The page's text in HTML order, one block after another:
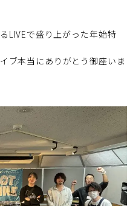
LIVEで盛り上がった年始特
ブ本当にありがとう御座いま